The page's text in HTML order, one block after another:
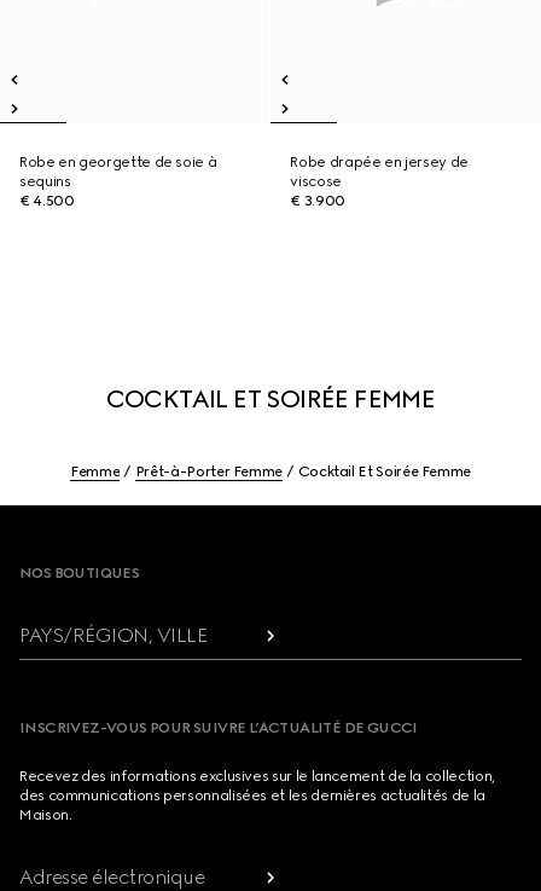
Robe en georgette de soie à
sequins
€ 4.500
Robe drapée en jersey de
viscose
€ 3.900
COCKTAIL ET SOIRÉE FEMME
Femme Prêt-à-Porter Femme Cocktail Et Soirée Femme
NOS BOUTIQUES
PAYS/RÉGION, VILLE
INSCRIVEZ-VOUS POUR SUIVRE L’ACTUALITÉ DE GUCCI
Recevez des informations exclusives sur le lancement de la collection,
des communications personnalisées et les dernières actualités de la
Maison.
Adresse électronique